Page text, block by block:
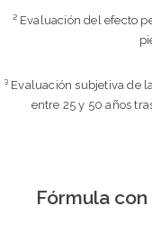
² Evaluación del efecto
³ Evaluación subjetiva de
entre 25 y 50 años
Fórmula con